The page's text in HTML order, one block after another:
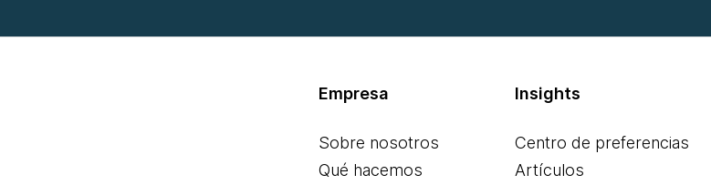
Empresa
Sobre nosotros
Qué hacemos
Insights
Centro de preferencias
Artículos